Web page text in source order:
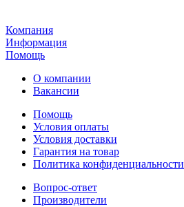
Компания
Информация
Помощь
О компании
Вакансии
Помощь
Условия оплаты
Условия доставки
Гарантия на товар
Политика конфиденциальности
Вопрос-ответ
Производители